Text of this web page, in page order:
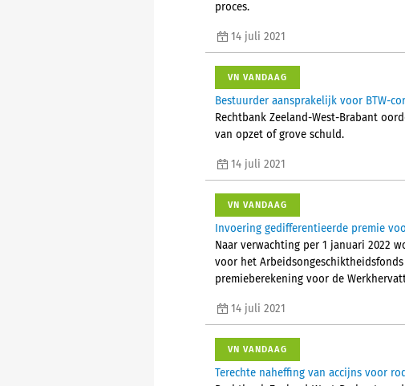
proces.
14 juli 2021
VN VANDAAG
Bestuurder aansprakelijk voor BTW-
Rechtbank Zeeland-West-Brabant
van opzet of grove schuld.
14 juli 2021
VN VANDAAG
Invoering gedifferentieerde premie
Naar verwachting per 1 januari 2022
voor het
premieberekening voor de
14 juli 2021
VN VANDAAG
Terechte naheffing van accijns voor